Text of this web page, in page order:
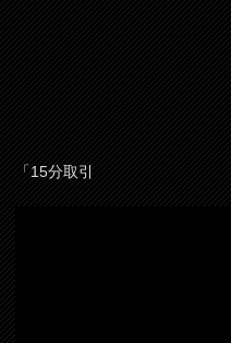
「15分取引